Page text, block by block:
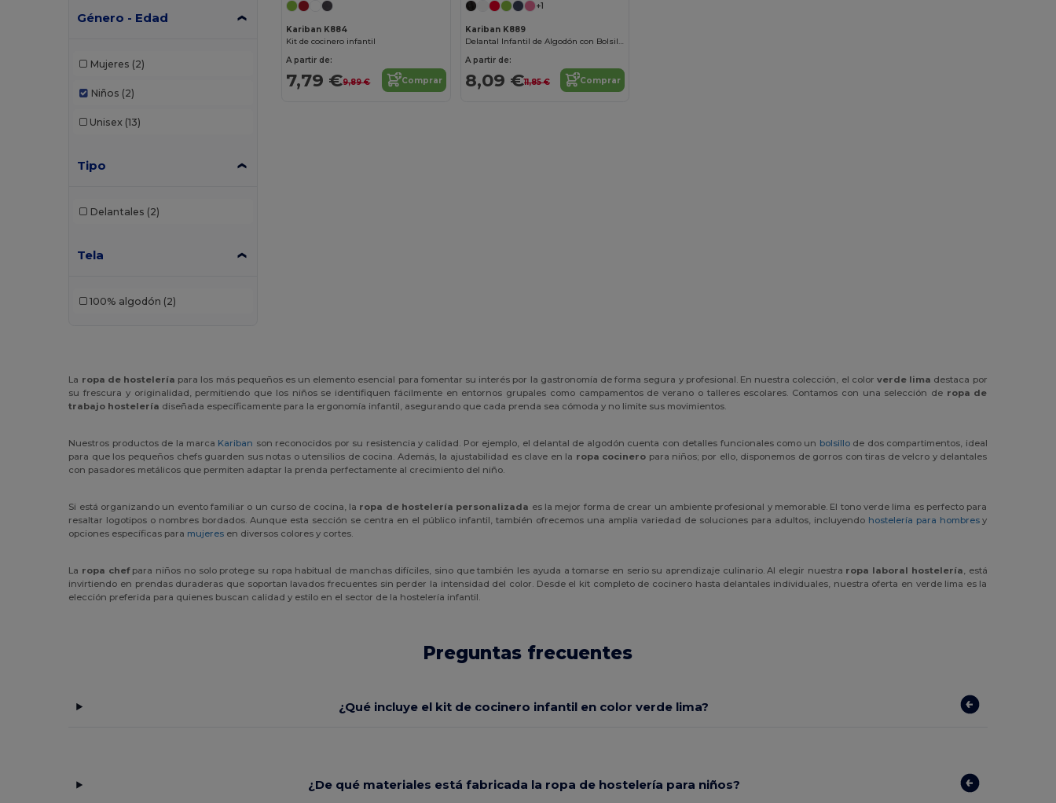
Género - Edad
Mujeres (2)
Niños (2)
Unisex (13)
Tipo
Delantales (2)
Tela
100% algodón (2)
Kariban K884
Kit de cocinero infantil
A partir de:
7,79 €9,89 € Comprar
+1
Kariban K889
Delantal Infantil de Algodón con Bolsillos
A partir de:
8,09 €11,85 € Comprar
La ropa de hostelería para los más pequeños es un elemento esencial para fomentar su interés por la gastronomía de forma segura y profesional. En nuestra colección, el color verde lima destaca por
su frescura y originalidad, permitiendo que los niños se identifiquen fácilmente en entornos grupales como campamentos de verano o talleres escolares. Contamos con una selección de ropa de
trabajo hostelería diseñada específicamente para la ergonomía infantil, asegurando que cada prenda sea cómoda y no limite sus movimientos.
Nuestros productos de la marca Kariban son reconocidos por su resistencia y calidad. Por ejemplo, el delantal de algodón cuenta con detalles funcionales como un bolsillode dos compartimentos, ideal
para que los pequeños chefs guarden sus notas o utensilios de cocina. Además, la ajustabilidad es clave en la ropa cocinero para niños; por ello, disponemos de gorros con tiras de velcro y delantales
con pasadores metálicos que permiten adaptar la prenda perfectamente al crecimiento del niño.
Si está organizando un evento familiar o un curso de cocina, la ropa de hostelería personalizada es la mejor forma de crear un ambiente profesional y memorable. El tono verde lima es perfecto para
resaltar logotipos o nombres bordados. Aunque esta sección se centra en el público infantil, también ofrecemos una amplia variedad de soluciones para adultos, incluyendo hostelería para hombresy
opciones específicas para mujeres en diversos colores y cortes.
La ropa chefpara niños no solo protege su ropa habitual de manchas difíciles, sino que también les ayuda a tomarse en serio su aprendizaje culinario. Al elegir nuestra ropa laboral hostelería, está
invirtiendo en prendas duraderas que soportan lavados frecuentes sin perder la intensidad del color. Desde el kit completo de cocinero hasta delantales individuales, nuestra oferta en verde lima es la
elección preferida para quienes buscan calidad y estilo en el sector de la hostelería infantil.
Preguntas frecuentes
¿Qué incluye el kit de cocinero infantil en color verde lima?
¿De qué materiales está fabricada la ropa de hostelería para niños?